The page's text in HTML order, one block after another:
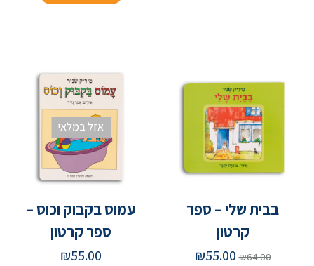
בבית שלי – ספר
קרטון
₪64.00
₪55.00
אזל במלאי
עמוס בקבוק וכוס –
ספר קרטון
₪55.00